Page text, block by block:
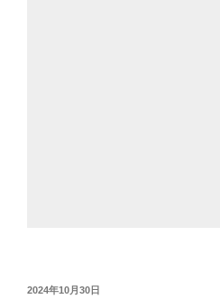
投
2024年10月30日